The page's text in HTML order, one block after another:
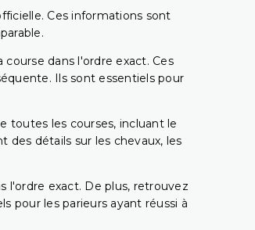
Ces informations sont
dans l'ordre exact. Ces
Ils sont essentiels pour
toutes les courses, incluant le
des détails sur les chevaux, les
l'ordre exact. De plus, retrouvez
pour les parieurs ayant réussi à